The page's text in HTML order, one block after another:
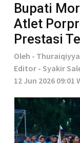
Bupati
Atlet
Prestasi
Oleh -
Editor - Syakir
12 Jun 2026 09:01